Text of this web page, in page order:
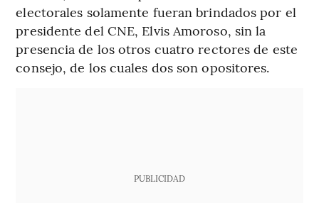
electorales solamente fueran brindados por el
presidente del CNE, Elvis Amoroso, sin la
presencia de los otros cuatro rectores de este
consejo, de los cuales dos son opositores.
PUBLICIDAD